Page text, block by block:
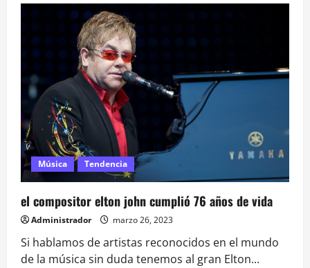
Adele
lanzará
su
nuevo
álbum
este
año.
Música Tendencia
el compositor elton john cumplió 76 años de vida
Administrador marzo 26, 2023
Si hablamos de artistas reconocidos en el mundo
de la música sin duda tenemos al gran Elton...